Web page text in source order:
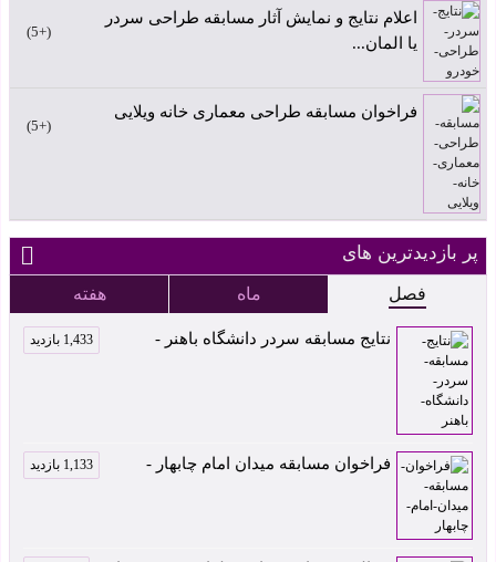
اعلام نتایج و نمایش آثار مسابقه طراحی سردر
یا المان...
+5
فراخوان مسابقه طراحی معماری خانه ویلایی
+5
پر بازدیدترین های
فصل ماه هفته
نتایج مسابقه سردر دانشگاه باهنر - 1,433 بازدید
فراخوان مسابقه میدان امام چابهار - 1,133 بازدید